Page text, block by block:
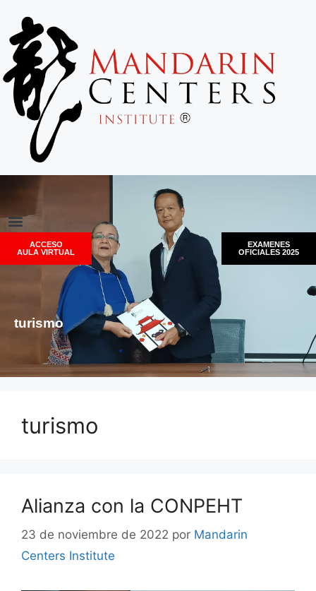
ACCESO
AULA VIRTUAL
EXAMENES
OFICIALES 2025
turismo
turismo
Alianza con la CONPEHT
23 de noviembre de 2022 por Mandarin
Centers Institute